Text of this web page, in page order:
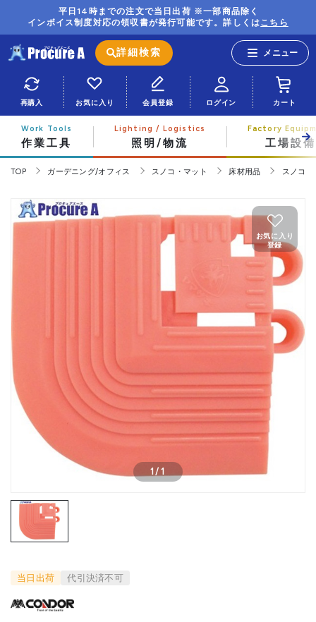
平日14時までの注文で当日出荷 ※一部商品除く
インボイス制度対応の領収書が発行可能です。詳しくはこちら
詳細検索
再購入 お気に入り 会員登録 ログイン カート
作業工具 照明/物流 工場設備
TOP ガーデニング/オフィス スノコ・マット 床材用品 スノコ
1/ 1
お気に入り
登録
当日出荷 代引決済不可